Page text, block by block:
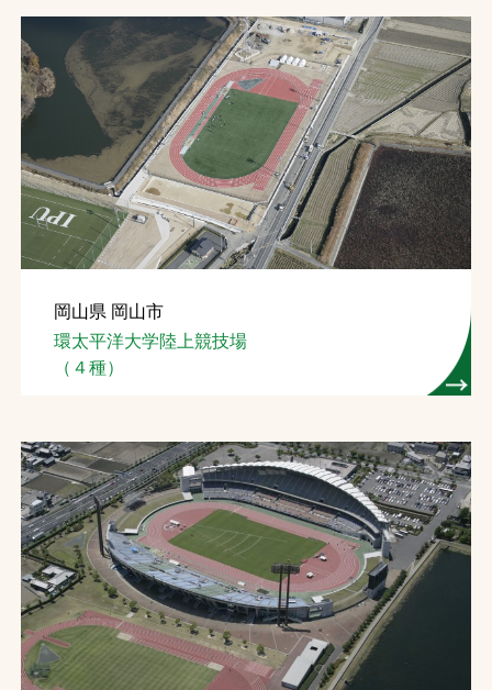
岡山県 岡山市
環太平洋大学陸上競技場
（４種）